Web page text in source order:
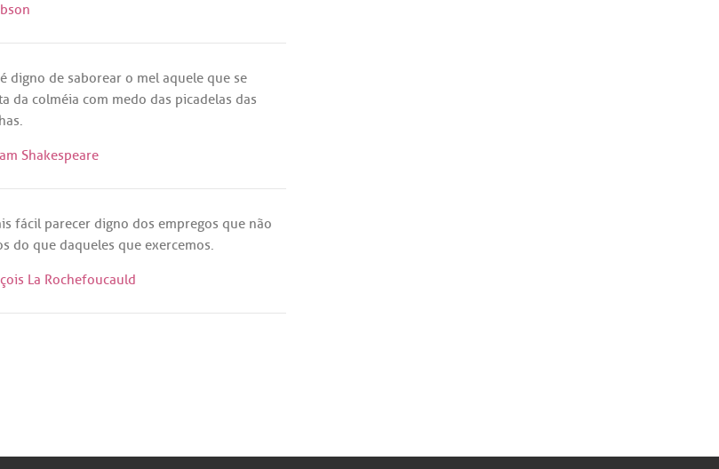
é digno de saborear o mel aquele que se
da colméia com medo das picadelas das
.
Shakespeare
fácil parecer digno dos empregos que não
do que daqueles que exercemos.
La Rochefoucauld